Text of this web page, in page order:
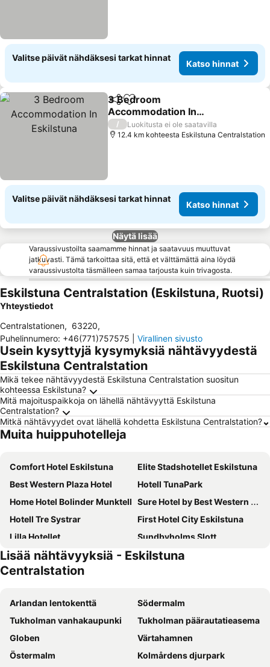
Valitse päivät nähdäksesi tarkat hinnat
Katso hinnat
Jaa Lisää suosikkeihin
3 Bedroom
Accommodation In
Eskilstuna
Katso hinnat
/
Luokitusta ei ole saatavilla
12.4 km kohteesta Eskilstuna Centralstation
Valitse päivät nähdäksesi tarkat hinnat
Katso hinnat
Näytä lisää
Varaussivustoilta saamamme hinnat ja saatavuus muuttuvat
jatkuvasti. Tämä tarkoittaa sitä, että et välttämättä aina löydä
varaussivustolta täsmälleen samaa tarjousta kuin trivagosta.
Eskilstuna Centralstation (Eskilstuna, Ruotsi)
Yhteystiedot
Centralstationen, 63220,
Puhelinnumero: +46(771)757575 Virallinen sivusto
Usein kysyttyjä kysymyksiä nähtävyydestä
Eskilstuna Centralstation
Mikä tekee nähtävyydestä Eskilstuna Centralstation suositun
kohteessa Eskilstuna?
Mitä majoituspaikkoja on lähellä nähtävyyttä Eskilstuna
Centralstation?
Mitkä nähtävyydet ovat lähellä kohdetta Eskilstuna Centralstation?
Muita huippuhotelleja
Comfort Hotel Eskilstuna
Elite Stadshotellet Eskilstuna
Best Western Plaza Hotel
Hotell TunaPark
Home Hotel Bolinder Munktell Sure Hotel by Best Western Vilsta Sporthotell
Hotell Tre Systrar
First Hotel City Eskilstuna
Lilla Hotellet
Sundbyholms Slott
Hotell Eskilstuna
Strand Golf
Lisää nähtävyyksiä - Eskilstuna
Centralstation
Arlandan lentokenttä
Södermalm
Tukholman vanhakaupunki
Tukholman päärautatieasema
Globen
Värtahamnen
Östermalm
Kolmårdens djurpark